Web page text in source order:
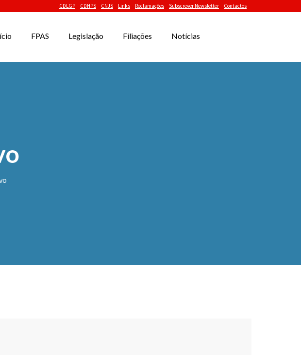
CDLGP CDHPS CNJS Links Reclamações Subscrever Newsletter Contactos
FPAS Legislação Filiações Notícias